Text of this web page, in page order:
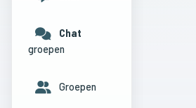
Chat
groepen
Groepen